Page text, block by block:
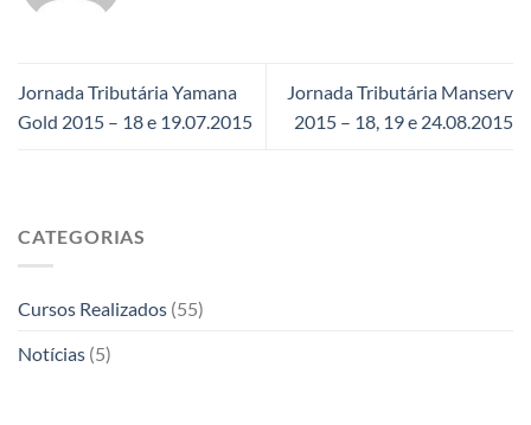
Jornada Tributária Yamana
Gold 2015 – 18 e 19.07.2015
Jornada Tributária Manserv
2015 – 18, 19 e 24.08.2015
CATEGORIAS
Cursos Realizados (55)
Notícias (5)